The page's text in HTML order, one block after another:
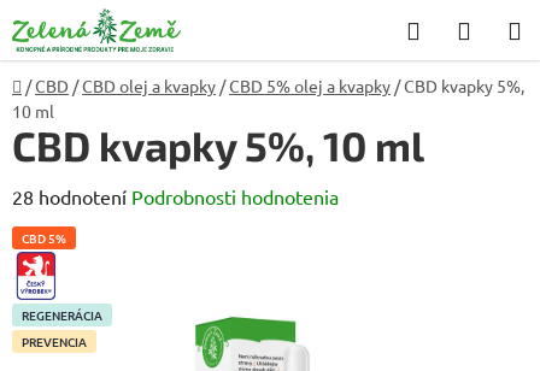
na
obsah
Hľadať
KOŠÍK
Domov
/CBD /CBD olej a kvapky /CBD 5% olej a kvapky /CBD kvapky 5%,
10 ml
CBD kvapky 5%, 10 ml
Priemerné
hodnotenie
produktu
je
4,2
z
28 hodnotení Podrobnosti hodnotenia
CBD 5%
CZ-
VYROBEK
REGENERÁCIA
PREVENCIA